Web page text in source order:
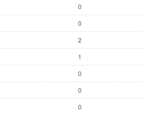
0
0
2
1
0
0
0